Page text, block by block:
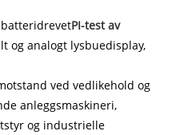
PI-test av
og analogt lysbuedisplay,
ved vedlikehold og
anleggsmaskineri,
og industrielle